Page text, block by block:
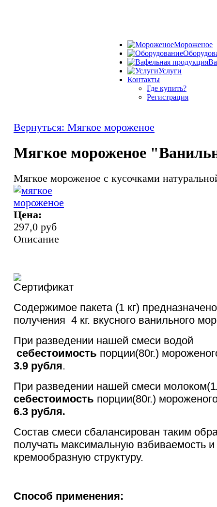
Мороженое
Услуги
Контакты
Где купить?
Регистрация
Вернуться: Мягкое мороженое
Мягкое мороженое
Мягкое мороженое с кусочками
Цена:
297,0 руб
Описание
Содержимое пакета (1 кг)
получения 4 кг. вкусного ванильного
При разведении нашей смеси водой
себестоимость порции(80г.)
3.9 рубля.
При разведении нашей смеси
себестоимость порции(80г.)
6.3 рубля.
Состав смеси сбалансирован таким
получать максимальную взбиваемость и
кремообразную структуру.
Способ применения: